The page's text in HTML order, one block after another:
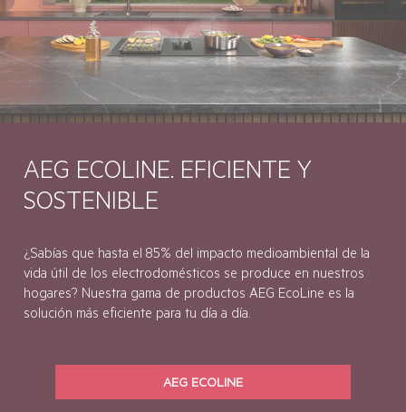
AEG ECOLINE. EFICIENTE Y
¿Sabías que hasta el 85% del impacto medioambiental de la
vida útil de los electrodomésticos se produce en nuestros
hogares? Nuestra gama de productos AEG EcoLine es la